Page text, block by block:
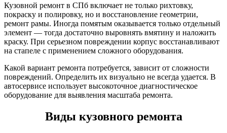
Кузовной ремонт в СПб включает не только рихтовку,
покраску и полировку, но и восстановление геометрии,
ремонт рамы. Иногда помятым оказывается только отдельный
элемент — тогда достаточно выровнять вмятину и наложить
краску. При серьезном повреждении корпус восстанавливают
на стапеле с применением сложного оборудования.
Какой вариант ремонта потребуется, зависит от сложности
повреждений. Определить их визуально не всегда удается. В
автосервисе использует высокоточное диагностическое
оборудование для выявления масштаба ремонта.
Виды кузовного ремонта